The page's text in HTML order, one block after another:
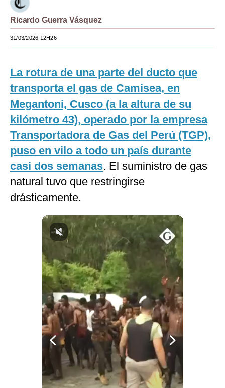
EEUU
México
España
Internacional
Tecnología
Club del Suscriptor
G de Gestión
Notas Contratadas
gestion.pe
Condiciones
Ricardo Guerra Vásquez
31/03/2026 12H26
La rotura de una parte del ducto que
transporta el gas de Camisea, en
Megantoni, Cusco (a la altura de su
kilómetro 43), operado por la empresa
Transportadora de Gas del Perú (TGP),
puso en vilo a todo un país durante
casi dos semanas. El suministro de gas
natural tuvo que restringirse
drásticamente.